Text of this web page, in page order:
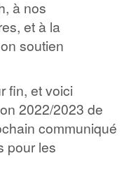
à nos
et à la
soutien
fin, et voici
2022/2023 de
communiqué
pour les